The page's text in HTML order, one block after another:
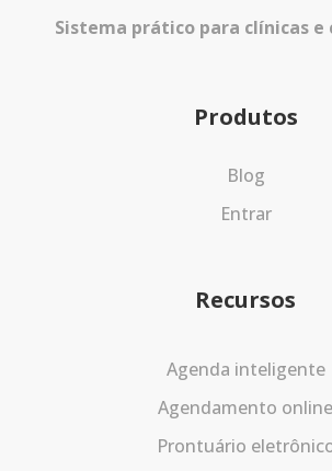
Sistema prático para clínicas e
Produtos
Blog
Entrar
Recursos
Agenda inteligente
Agendamento online
Prontuário